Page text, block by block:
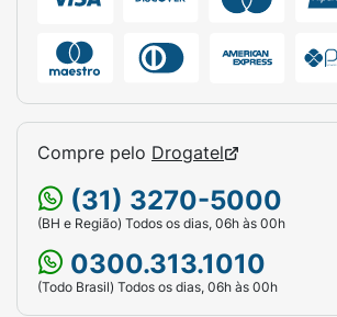
Compre pelo Drogatel
(31) 3270-5000
(BH e Região) Todos os dias, 06h às 00h
0300.313.1010
(Todo Brasil) Todos os dias, 06h às 00h